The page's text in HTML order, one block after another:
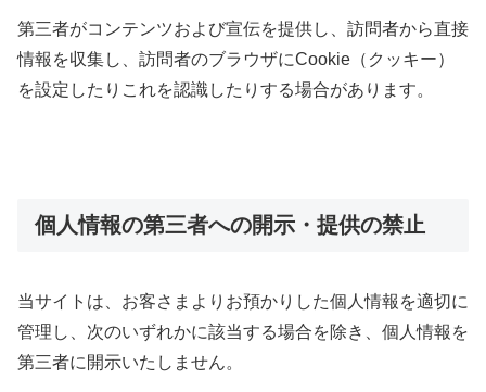
第三者がコンテンツおよび宣伝を提供し、訪問者から直接
情報を収集し、訪問者のブラウザにCookie（クッキー）
を設定したりこれを認識したりする場合があります。
個人情報の第三者への開示・提供の禁止
当サイトは、お客さまよりお預かりした個人情報を適切に
管理し、次のいずれかに該当する場合を除き、個人情報を
第三者に開示いたしません。